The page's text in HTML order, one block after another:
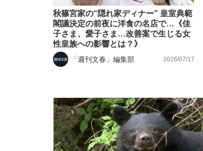
秋篠宮家の“隠れ家ディナー” 皇室典範
閣議決定の前夜に洋食の名店で…《佳
子さま、愛子さま…改善案で生じる女
性皇族への影響とは？》
「週刊文春」編集部 2026/07/17